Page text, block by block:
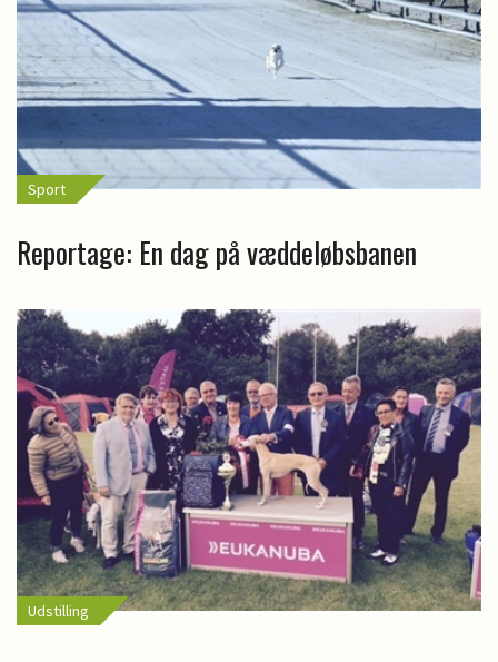
Sport
Reportage: En dag på væddeløbsbanen
Udstilling